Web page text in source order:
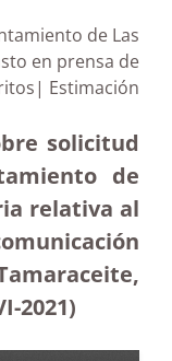
de Las
en prensa de
Estimación
solicitud
de
relativa al
2021)